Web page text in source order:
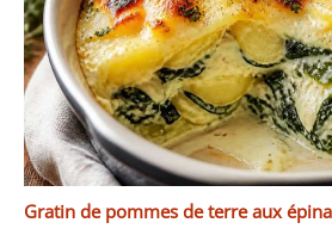
Gratin de pommes de terre aux